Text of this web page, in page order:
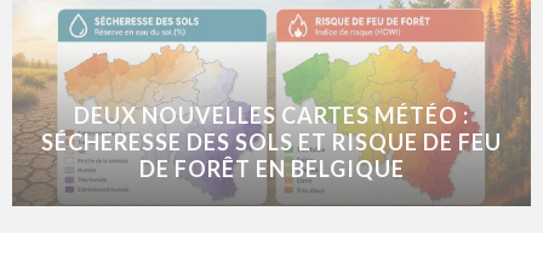
DEUX NOUVELLES CARTES MÉTÉO :
SÉCHERESSE DES SOLS ET RISQUE DE FEU
DE FORÊT EN BELGIQUE